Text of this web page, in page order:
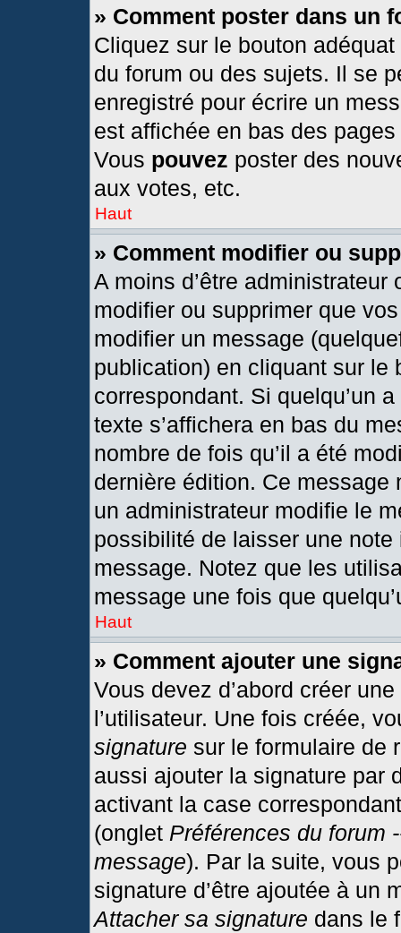
» Comment poster dans un
Cliquez sur le bouton
du forum ou des sujets. Il se
enregistré pour écrire un
est affichée en bas des
Vous pouvez poster des
aux votes, etc.
Haut
» Comment modifier ou
A moins d’être
modifier ou supprimer que
modifier un message
publication) en cliquant sur le
correspondant. Si quelqu’un
texte s’affichera en bas du
nombre de fois qu’il a été
dernière édition. Ce message
un administrateur modifie le
possibilité de laisser une
message. Notez que les
message une fois que
Haut
» Comment ajouter une
Vous devez d’abord créer
l’utilisateur. Une fois créée,
signature sur le formulaire de
aussi ajouter la signature par
activant la case
(onglet Préférences du forum
message). Par la suite, vous
signature d’être ajoutée à un
Attacher sa signature dans le